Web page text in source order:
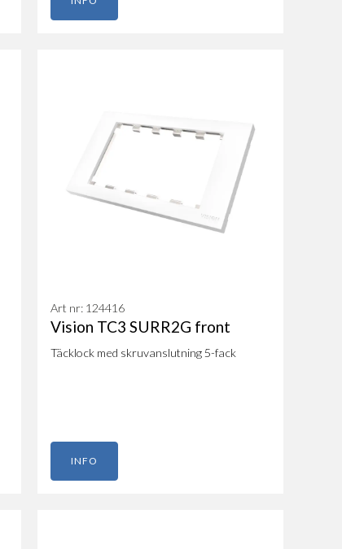
Art nr: 124416
Vision TC3 SURR2G front
Täcklock med skruvanslutning 5-fack
INFO